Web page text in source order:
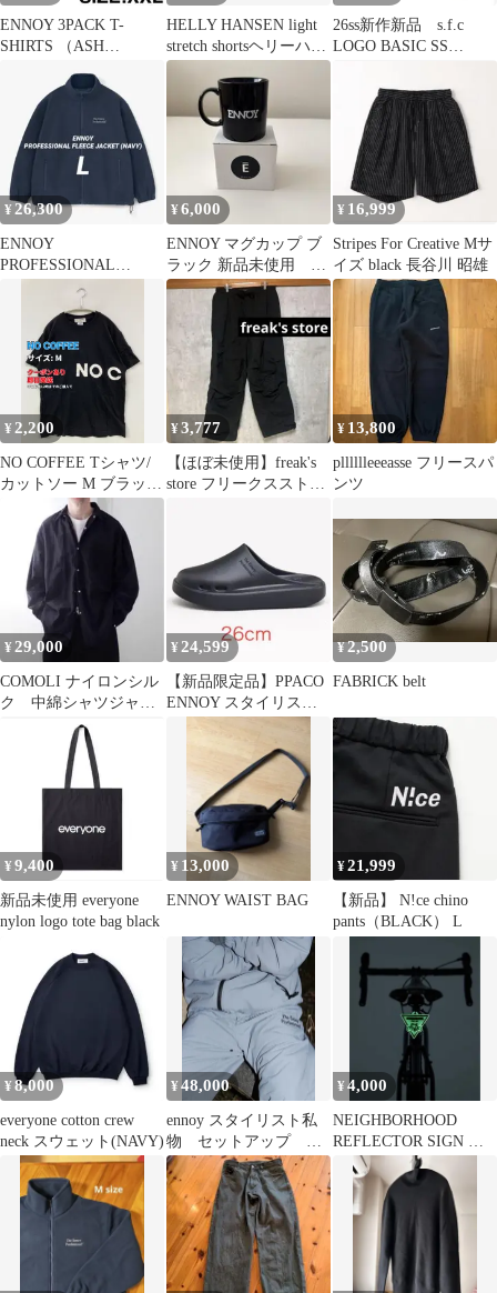
ENNOY 3PACK T-
SHIRTS （ASH
HELLY HANSEN light
stretch shortsヘリーハン
セン
26ss新作新品 s.f.c
LOGO BASIC SS
¥26,300
ENNOY
PROFESSIONAL
FLEECE JACKETスタ
イリスト私物
¥6,000
ENNOY マグカップ ブ
ラック 新品未使用 箱
付き
¥ 16,999
Stripes For Creative Mサ
イズ black 長谷川 昭雄
¥ 2,200
NO COFFEE Tシャツ/
カットソー M ブラック
前面プリント バックプ
リント ブランドロゴ ミ
ドル丈 半袖 クルーネッ
ク(丸首) メンズ レディ
ース
¥3,777
【ほぼ未使用】freak's
store フリークスストア
¥ 13,800
plllllleeeasse フリースパ
ンツ
¥ 29,000
COMOLI ナイロンシル
ク 中綿シャツジャケ
¥ 24,599
【新品限定品】PPACO
ENNOY スタイリスト
私物 “WHALE” サンダ
¥2,500
FABRICK belt
¥ 9,400
新品未使用 everyone
nylon logo tote bag black
¥ 13,000
ENNOY WAIST BAG
¥21,999
【新品】 N!ce chino
pants（BLACK） L
¥8,000
everyone cotton crew
neck スウェット(NAVY)
¥48,000
ennoy スタイリスト私
物 セットアップ
22aw
¥4,000
NEIGHBORHOOD
REFLECTOR SIGN ネ
イバーフッド